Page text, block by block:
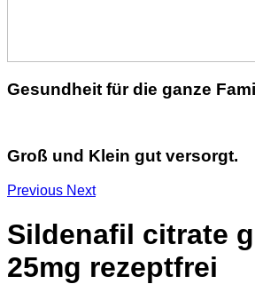
Gesundheit für die ganze
Groß und Klein gut versorgt.
Previous Next
Sildenafil citrate
25mg rezeptfrei